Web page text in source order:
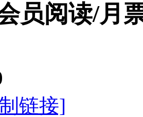
员阅读/月
链接]